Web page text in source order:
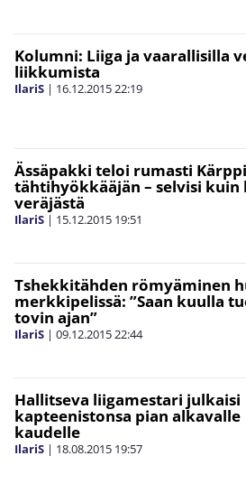
Kolumni: Liiga ja vaarallisilla
liikkumista
IlariS | 16.12.201522:19
Ässäpakki teloi rumasti
tähtihyökkääjän – selvisi kuin
veräjästä
IlariS | 15.12.2015 19:51
Tshekkitähden römyäminen
merkkipelissä: ”Saan kuulla
tovin ajan”
IlariS | 09.12.201522:44
Hallitseva liigamestari julkaisi
kapteenistonsa pian alkavalle
kaudelle
IlariS | 18.08.2015 19:57